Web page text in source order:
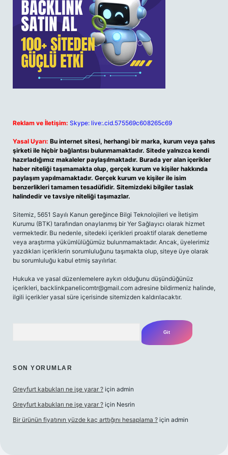
Reklam ve İletişim: Skype: live:.cid.575569c608265c69
Yasal Uyarı: Bu internet sitesi, herhangi bir marka, kurum veya şahıs
şirketi ile hiçbir bağlantısı bulunmamaktadır. Sitede yalnızca kendi
hazırladığımız makaleler paylaşılmaktadır. Burada yer alan içerikler
haber niteliği taşımamakta olup, gerçek kurum ve kişiler hakkında
paylaşım yapılmamaktadır. Gerçek kurum ve kişiler ile isim
benzerlikleri tamamen tesadüfidir. Sitemizdeki bilgiler taslak
halindedir ve tavsiye niteliği taşımazlar.
Sitemiz, 5651 Sayılı Kanun gereğince Bilgi Teknolojileri ve İletişim
Kurumu (BTK) tarafından onaylanmış bir Yer Sağlayıcı olarak hizmet
vermektedir. Bu nedenle, sitedeki içerikleri proaktif olarak denetleme
veya araştırma yükümlülüğümüz bulunmamaktadır. Ancak, üyelerimiz
yazdıkları içeriklerin sorumluluğunu taşımakta olup, siteye üye olarak
bu sorumluluğu kabul etmiş sayılırlar.
Hukuka ve yasal düzenlemelere aykırı olduğunu düşündüğünüz
içerikleri, backlinkpanelicomtr@gmail.com adresine bildirmeniz halinde,
ilgili içerikler yasal süre içerisinde sitemizden kaldırılacaktır.
SON YORUMLAR
Greyfurt kabukları ne işe yarar ? için admin
Greyfurt kabukları ne işe yarar ? için Nesrin
Bir ürünün fiyatının yüzde kaç arttığını hesaplama ? için admin